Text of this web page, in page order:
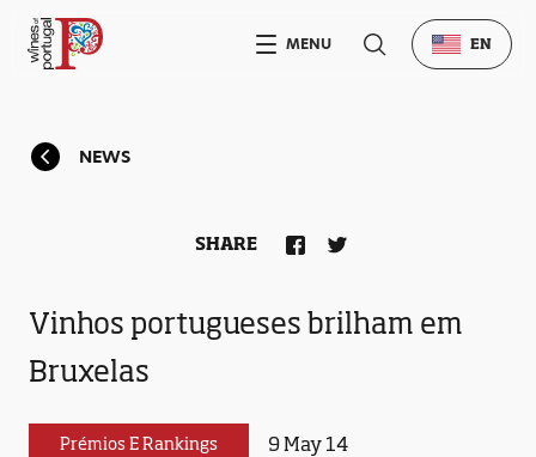
NEWS
Vinhos portugueses brilham em
Bruxelas
Prémios E Rankings 9 May 14
SHARE
MENU EN